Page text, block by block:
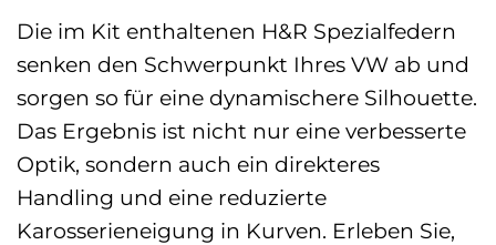
Die im Kit enthaltenen H&R Spezialfedern
senken den Schwerpunkt Ihres VW ab und
sorgen so für eine dynamischere Silhouette.
Das Ergebnis ist nicht nur eine verbesserte
Optik, sondern auch ein direkteres
Handling und eine reduzierte
Karosserieneigung in Kurven. Erleben Sie,